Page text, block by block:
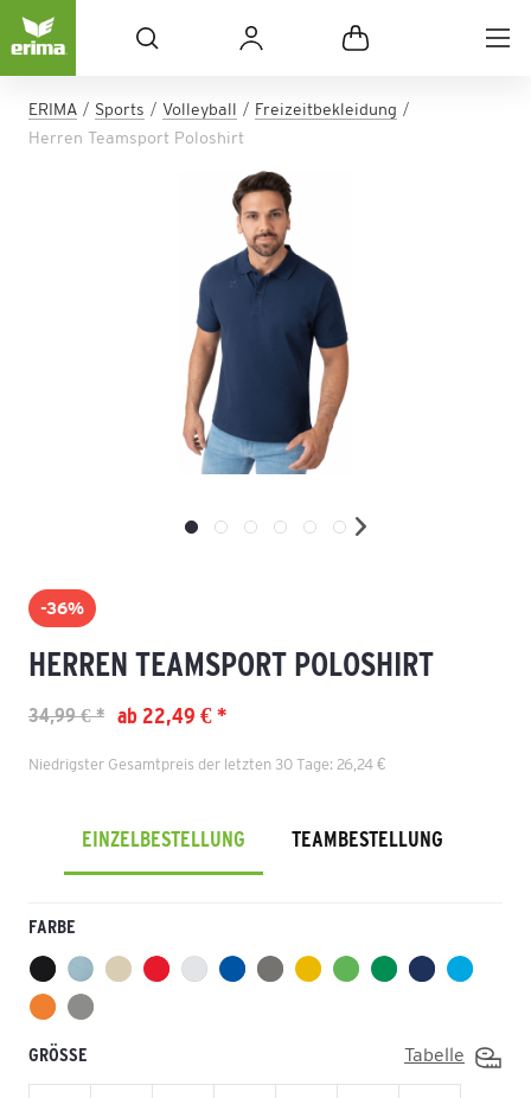
ERIMA Sports Volleyball
Freizeitbekleidung
Herren Teamsport Poloshirt
-36%
HERREN TEAMSPORT POLOSHIRT
ab 22,49 € *
34,99 € *
Niedrigster Gesamtpreis der letzten 30 Tage: 26,24 €
EINZELBESTELLUNG TEAMBESTELLUNG
FARBE
GRÖSSE Tabelle